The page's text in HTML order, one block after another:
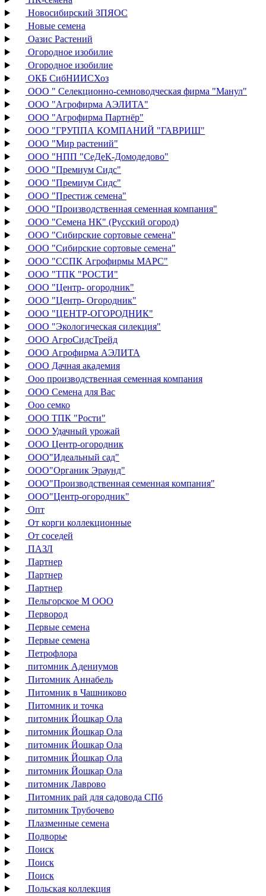
Новосибирский ЗПЯОС
Новые семена
Оазис Растений
Огородное изобилие
Огородное изобилие
ОКБ СибНИИСХоз
ООО " Селекционно-семноводческая фирма "Манул"
ООО "Агрофирма АЭЛИТА"
ООО "Агрофирма Партнёр"
ООО "ГРУППА КОМПАНИЙ "ГАВРИШ"
ООО "Мир растений"
ООО "НПП "СеДеК-Домодедово"
ООО "Премиум Сидс"
ООО "Премиум Сидс"
ООО "Престиж семена"
ООО "Производственная семенная компания"
ООО "Семена НК" (Русский огород)
ООО "Сибирские сортовые семена"
ООО "Сибирские сортовые семена"
ООО "ССПК Агрофирмы МАРС"
ООО "ТПК "РОСТИ"
ООО "Центр- огородник"
ООО "Центр- Огородник"
ООО "ЦЕНТР-ОГОРОДНИК"
ООО "Экологическая силекция"
ООО АгроСидсТрейд
ООО Агрофирма АЭЛИТА
ООО Дачная академия
Ооо производственная семенная компания
ООО Семена для Вас
Ооо семко
ООО ТПК "Рости"
ООО Удачный урожай
ООО Центр-огородник
ООО"Идеальный сад"
ООО"Органик Эраунд"
ООО"Производственная семенная компания"
ООО"Центр-огородник"
Опт
От корги коллекционные
От соседей
ПАЗЛ
Партнер
Партнер
Партнер
Пельгорское М ООО
Первород
Первые семена
Первые семена
Петрофлора
питомник Адениумов
Питомник Аннабель
Питомник в Чашниково
Питомник и точка
питомник Йошкар Ола
питомник Йошкар Ола
питомник Йошкар Ола
питомник Йошкар Ола
питомник Йошкар Ола
питомник Лаврово
Питомник рай для садовода СПб
питомник Трубочево
Плазменные семена
Подворье
Поиск
Поиск
Поиск
Польская коллекция